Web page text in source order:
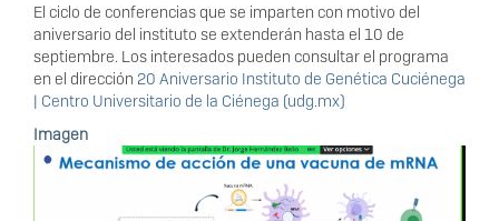
El ciclo de conferencias que se imparten con motivo del
aniversario del instituto se extenderán hasta el 10 de
septiembre. Los interesados pueden consultar el programa
en el dirección 20 Aniversario Instituto de Genética Cuciénega
| Centro Universitario de la Ciénega (udg.mx)
Imagen